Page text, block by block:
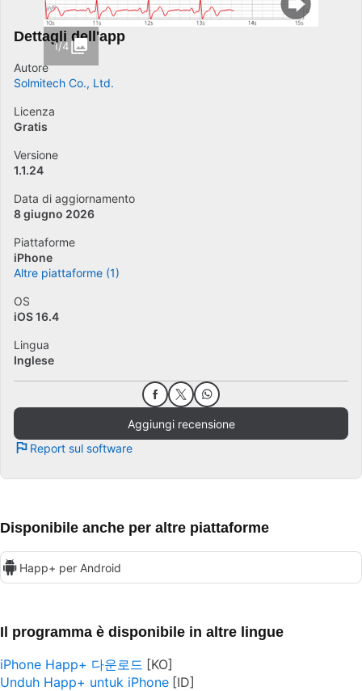
1/4
Dettagli dell'app
Autore
Solmitech Co., Ltd.
Licenza
Gratis
Versione
1.1.24
Data di aggiornamento
8 giugno 2026
Piattaforme
iPhone
Altre piattaforme (1)
OS
iOS 16.4
Lingua
Inglese
Aggiungi recensione
Report sul software
Disponibile anche per altre piattaforme
Happ+ per Android
Il programma è disponibile in altre lingue
iPhone Happ+ 다운로드
Unduh Happ+ untuk iPhone